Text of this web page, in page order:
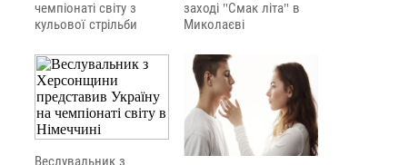
чемпіонаті світу з
кульової стрільби
заході "Смак літа" в
Миколаєві
Веслувальник з